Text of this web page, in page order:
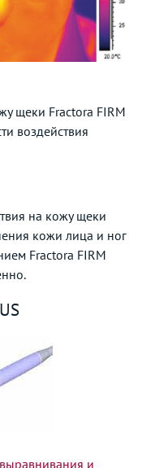
щеки Fractora FIRM
воздействия
на кожу щеки
кожи лица и ног
Fractora FIRM
и